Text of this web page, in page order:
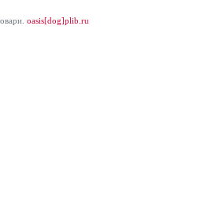
oasis[dog]plib.ru